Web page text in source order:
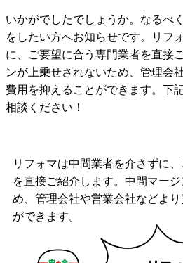
いかがでしたでしょうか。なるべ
をしたい方へお知らせです。リフ
に、ご要望に合う専門業者を直接
ンが上乗せされないため、管理会
費用を抑えることができます。下
相談ください！
リフォマは中間業者を介さずに
を直接ご紹介します。中間マー
め、管理会社や営業会社などよ
ができます。